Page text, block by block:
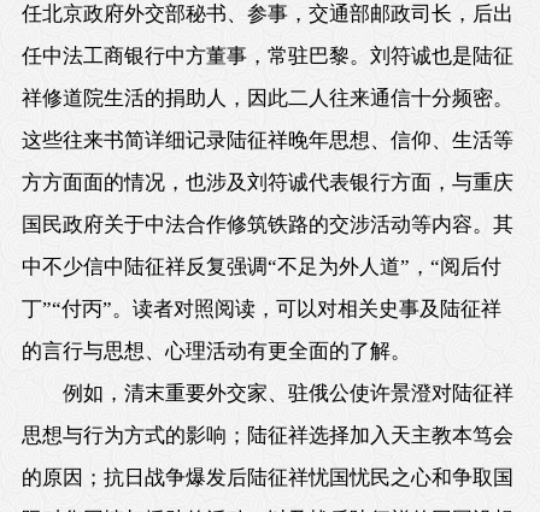
任北京政府外交部秘书、参事，交通部邮政司长，后出
任中法工商银行中方董事，常驻巴黎。刘符诚也是陆征
祥修道院生活的捐助人，因此二人往来通信十分频密。
这些往来书简详细记录陆征祥晚年思想、信仰、生活等
方方面面的情况，也涉及刘符诚代表银行方面，与重庆
国民政府关于中法合作修筑铁路的交涉活动等内容。其
中不少信中陆征祥反复强调“不足为外人道”，“阅后付
丁”“付丙”。读者对照阅读，可以对相关史事及陆征祥
的言行与思想、心理活动有更全面的了解。
例如，清末重要外交家、驻俄公使许景澄对陆征祥
思想与行为方式的影响；陆征祥选择加入天主教本笃会
的原因；抗日战争爆发后陆征祥忧国忧民之心和争取国